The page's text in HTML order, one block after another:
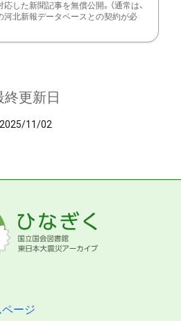
応した新聞記事を無償公開。（通常は、
河北新報データベースとの契約が必
終更新日
2025/11/02
ージ